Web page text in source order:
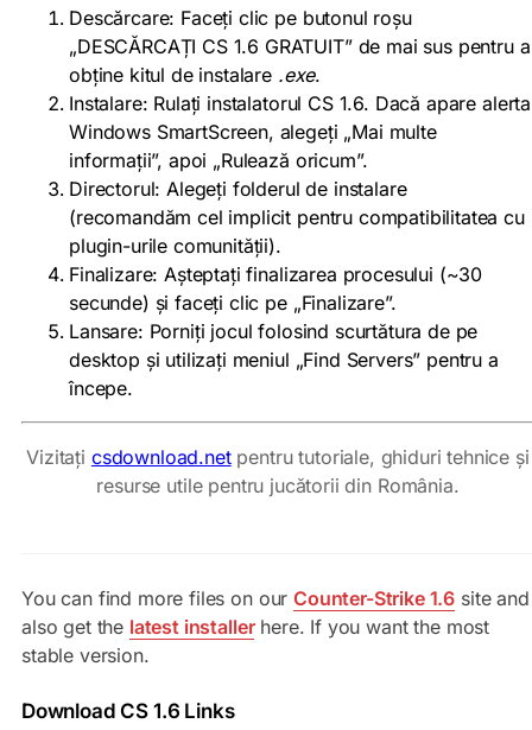
Descărcare: Faceți clic pe butonul roșu
„DESCĂRCAȚI CS 1.6 GRATUIT” de mai sus pentru a
obține kitul de instalare .exe.
Instalare: Rulați instalatorul CS 1.6. Dacă apare alerta
Windows SmartScreen, alegeți „Mai multe
informații”, apoi „Rulează oricum”.
Directorul: Alegeți folderul de instalare
(recomandăm cel implicit pentru compatibilitatea cu
plugin-urile comunității).
Finalizare: Așteptați finalizarea procesului (~30
secunde) și faceți clic pe „Finalizare”.
Lansare: Porniți jocul folosind scurtătura de pe
desktop și utilizați meniul „Find Servers” pentru a
începe.
Vizitați csdownload.netpentru tutoriale, ghiduri tehnice și
resurse utile pentru jucătorii din România.
You can find more files on ourCounter-Strike 1.6 site and
also get the latest installerhere. If you want the most
stable version.
Download CS 1.6 Links